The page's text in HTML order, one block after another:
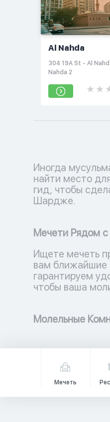
Al Nahda
304 19A St - Al
Nahda 2
Иногда
найти место
гид, чтобы
Шардже.
Мечети Рядом
Ищете мечеть
вам
гарантируем
чтобы ваша
Молельные
Мечеть